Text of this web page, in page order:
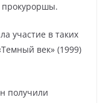
прокуроршы.
участие в таких
век» (1999)
получили